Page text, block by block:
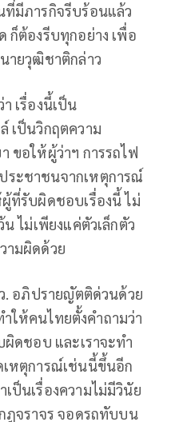
ที่มีภารกิจรีบร้อนแล้ว
ก็ต้องรีบทุกอย่าง เพื่อ
ายวุฒิชาติกล่าว
เรื่องนี้เป็น
เป็นวิกฤตความ
ขอให้ผู้ว่าฯ การรถไฟ
ระชาชนจากเหตุการณ์
ที่รับผิดชอบเรื่องนี้ ไม่
ไม่เพียงแค่ตัวเล็กตัว
ามผิดด้วย
. อภิปรายญัตติด่วนด้วย
ให้คนไทยตั้งคำถามว่า
ผิดชอบ และเราจะทำ
เหตุการณ์เช่นนี้ขึ้นอีก
ป็นเรื่องความไม่มีวินัย
ฎจราจร จอดรถทับบน